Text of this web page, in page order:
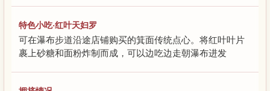
特色小吃·红叶天妇罗
可在瀑布步道沿途店铺购买的箕面传统点心。将红叶叶片
裹上砂糖和面粉炸制而成，可以边吃边走朝瀑布进发